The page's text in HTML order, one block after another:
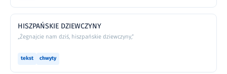
HISZPAŃSKIE DZIEWCZYNY
„Żegnajcie nam dziś, hiszpańskie dziewczyny,”
tekst chwyty